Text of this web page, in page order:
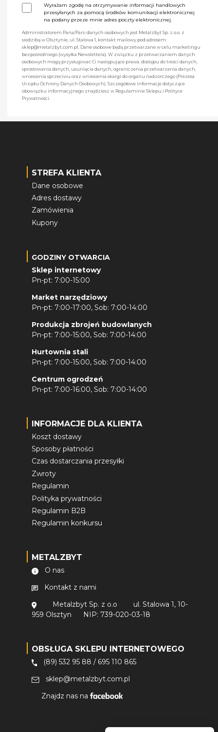
Wyrażam zgodę na otrzymywanie informacji handlowych
przesyłanych za pomocą środków komunikacji elektronicznej
na podany przeze mnie adres poczty elektronicznej.
Administratorem Pana/Pani danych osobowych jest Metalzbyt Sp. z o.o. z
siedzibą w Olsztynie, ul. Stalowa 1, kontakt mailowy pod adresem:
sklep@metalzbyt.com.pl. Dane osobowe będą przetwarzane w celu marketingu
bezpośredniego (wysyłka Newslettera). W związku z przetwarzaniem danych
osobowych mogą przysługiwać Ci następujące prawa: dostępu do treści danych,
sprostowania danych, usunięcia danych, ograniczenia przetwarzania danych,
wniesienia sprzeciwu oraz wniesienia skargi do organu nadzorczego (Prezesa
Urzędu Ochrony Danych Osobowych). Szczegółowe informacje dotyczące
obowiązku informacyjnego znajdziesz w Regulaminie Sklepu i Polityce
Prywatności.
STREFA KLIENTA
Dane osobowe
Adres dostawy
Zamówienia
Kupony
GODZINY OTWARCIA
Sklep internetowy
Pn-pt: 7:00-15:00
Market narzędziowy
Pn-pt: 7:00-17:00, Sob: 7:00-14:00
Produkcja zbrojeń budowlanych
Pn-pt: 7:00-15:00, Sob: 7:00-14:00
Hurtownia stali
Pn-pt: 7:00-15:00, Sob: 7:00-14:00
Centrum ogrodzeń
Pn-pt: 7:00-16:00, Sob: 7:00-14:00
INFORMACJE DLA KLIENTA
Koszt dostawy
Sposoby płatności
Czas dostarczania przesyłki
Zwroty
Regulamin
Polityka prywatności
Regulamin B2B
Regulamin konkursu
METALZBYT
O nas
Kontakt z nami
Metalzbyt Sp. z o.o
ul. Stalowa 1, 10-
959 Olsztyn
NIP: 739-020-03-18
OBSŁUGA SKLEPU INTERNETOWEGO
(89) 532 95 88 / 695 110 865
sklep@metalzbyt.com.pl
Znajdz nas na